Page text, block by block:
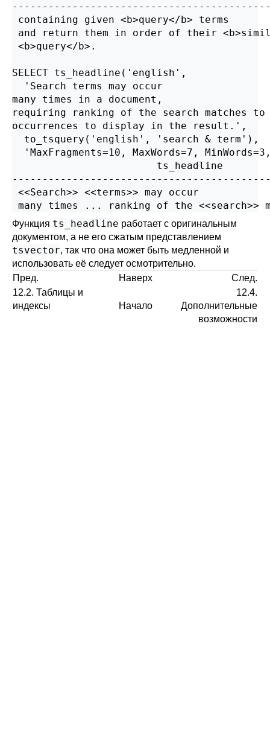
containing given <b>query</b>
and return them in order of their
<b>query</b>.
SELECT ts_headline('english',
  'Search terms may occur
many times in a document,
requiring ranking of the search matches to
occurrences to display in the result.',
  to_tsquery('english', 'search & term'),
'MaxFragments=10, MaxWords=7,
                        ts_headline
<<Search>> <<terms>> may occur
Функция ts_headline работает с оригинальным
документом, а не его сжатым представлением
tsvector, так что она может быть медленной и
использовать её следует осмотрительно.
Пред.
Наверх
След.
12.2. Таблицы и
индексы
Начало
12.4.
Дополнительные
возможности